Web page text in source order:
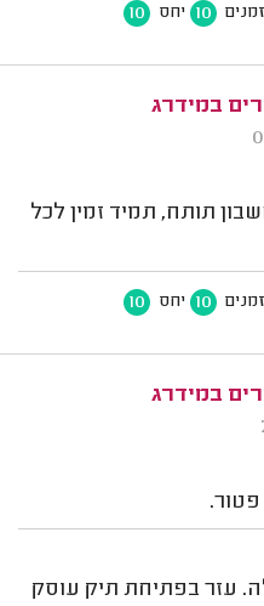
זמנים 10 יחס 10
במידרג
תותח, תמיד זמין לכל
זמנים 10 יחס 10
במידרג
עזר בפתיחת תיק עוסק